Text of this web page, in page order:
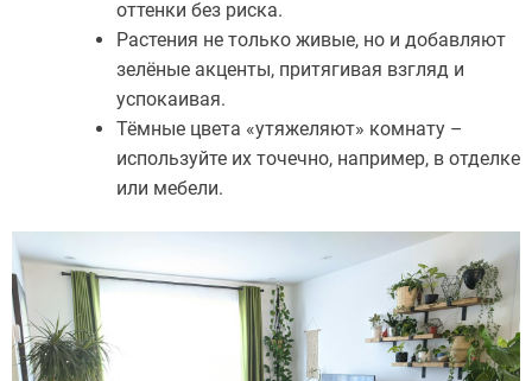
оттенки без риска.
Растения не только живые, но и добавляют
зелёные акценты, притягивая взгляд и
успокаивая.
Тёмные цвета «утяжеляют» комнату –
используйте их точечно, например, в отделке
или мебели.